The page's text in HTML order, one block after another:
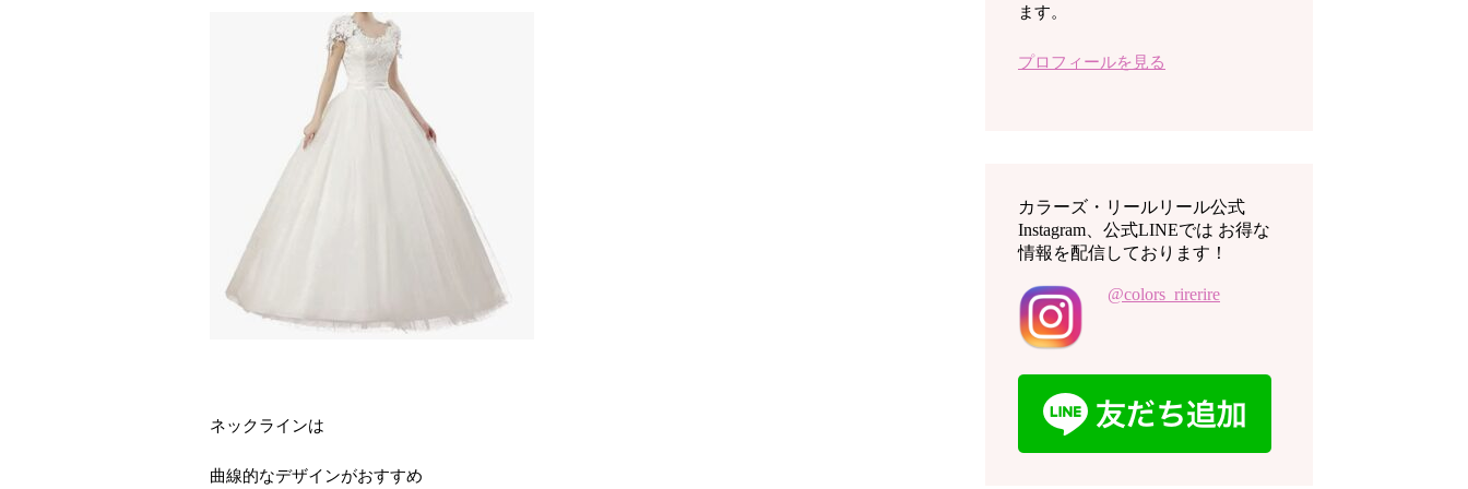
ネックラインは
曲線的なデザインがおすすめ
ます。
プロフィールを見る
カラーズ・リールリール公式
Instagram、公式LINEでは お得な
情報を配信しております！
@colors_rirerire